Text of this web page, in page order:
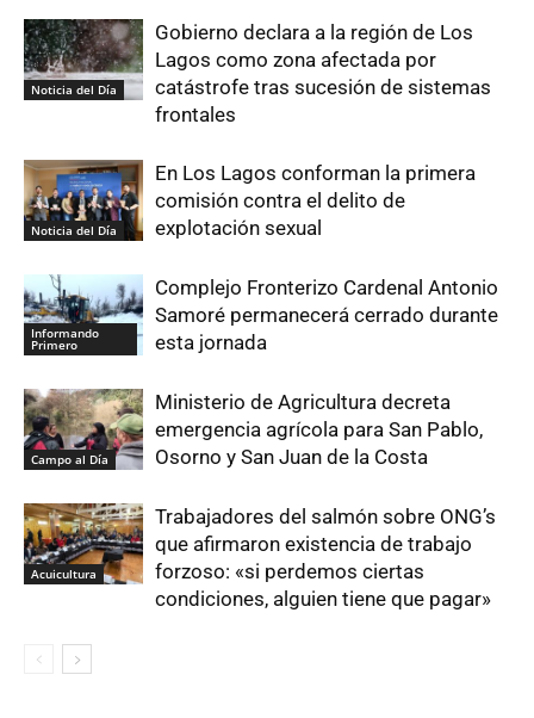
Noticia del Día
Gobierno declara a la región de Los
Lagos como zona afectada por
catástrofe tras sucesión de sistemas
frontales
Noticia del Día
En Los Lagos conforman la primera
comisión contra el delito de
explotación sexual
Informando
Primero
Complejo Fronterizo Cardenal Antonio
Samoré permanecerá cerrado durante
esta jornada
Campo al Día
Ministerio de Agricultura decreta
emergencia agrícola para San Pablo,
Osorno y San Juan de la Costa
Acuicultura
Trabajadores del salmón sobre ONG’s
que afirmaron existencia de trabajo
forzoso: «si perdemos ciertas
condiciones, alguien tiene que pagar»